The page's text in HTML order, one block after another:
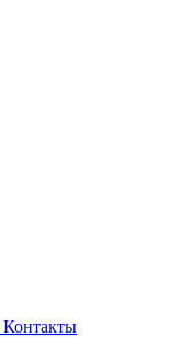
Контакты